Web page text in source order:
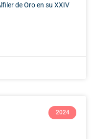
de Oro en su XXIV
2024